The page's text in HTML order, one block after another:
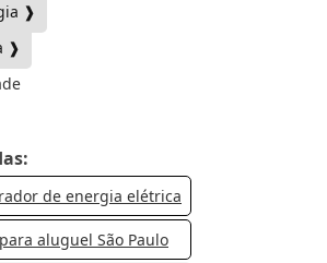
❱
❱
de energia elétrica
aluguel São Paulo